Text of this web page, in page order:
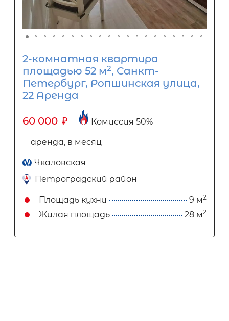
2-комнатная квартира
площадью 52 м2, Санкт-
Петербург, Ропшинская улица,
22 Аренда
60 000 ₽ Комиссия 50%
аренда, в месяц
Чкаловская
Петроградский район
Площадь кухни 9 м2
Жилая площадь 28 м2